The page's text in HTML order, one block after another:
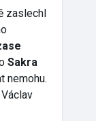
zaslechl
Sakra
nemohu.